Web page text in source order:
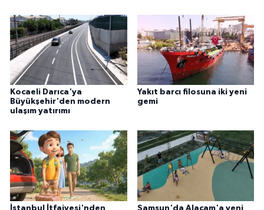
Kocaeli Darıca'ya
Büyükşehir'den modern
ulaşım yatırımı
Yakıt barcı filosuna iki yeni
gemi
İstanbul İtfaiyesi'nden
Samsun'da Alaçam'a yeni